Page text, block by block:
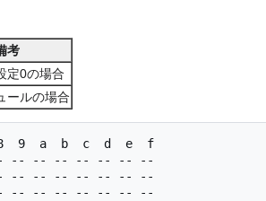
考
定0の場合
ールの場合
-- -- -- -- -- -- --
-- -- -- -- -- -- --
-- -- -- -- -- -- --